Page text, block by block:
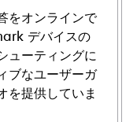
をオンラインで
デバイスの
ューティングに
ブなユーザーガ
を提供していま